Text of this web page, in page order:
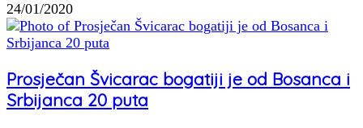
24/01/2020
Prosječan Švicarac bogatiji je od Bosanca i
Srbijanca 20 puta